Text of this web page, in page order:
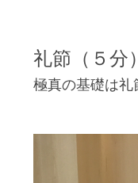
礼節（５分）
極真の基礎は